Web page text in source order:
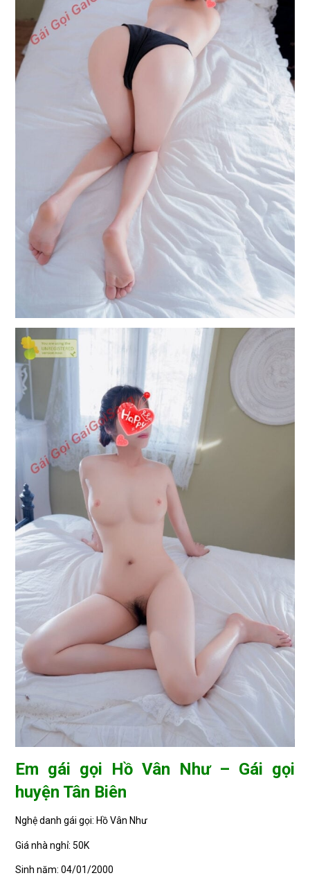
Em gái gọi Hồ Vân Như – Gái gọi
huyện Tân Biên
Nghệ danh gái gọi: Hồ Vân Như
Giá nhà nghỉ: 50K
Sinh năm: 04/01/2000